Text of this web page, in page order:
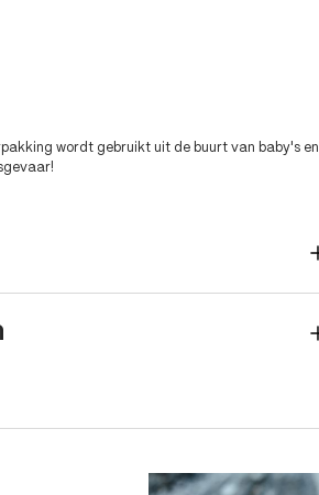
wordt gebruikt uit de buurt van baby's en